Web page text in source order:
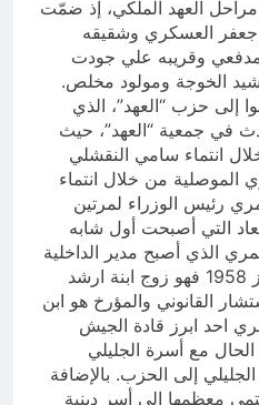
مراحل العهد الملكي، إذ ضمّت
العسكري وشقيقه
وقريبه علي جودت
الخوجة ومولود مخلص.
إلى حزب “العهد”، الذي
في جمعية “العهد”، حيث
انتماء سامي النقشلي
الموصلية من خلال انتماء
رئيس الوزراء لمرتين
التي أصبحت أول شابه
الذي أصبح مدير الداخلية
العام قبيل قيام ثورة 14 تموز 1958 فهو زوج ابنة ارشد
القانوني والمؤرخ هو ابن
احد ابرز قادة الجيش
مع أسرة الجليلي
إلى الحزب. بالإضافة
معظمها إلى أسر دينية